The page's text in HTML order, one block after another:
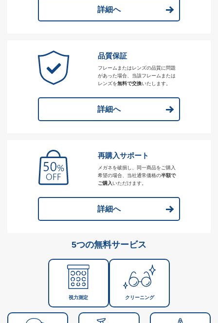
詳細へ
品質保証
フレームまたはレンズの品質に問題
があった場合、当該フレームまたは
レンズを無料で交換いたします。
詳細へ
再購入サポート
メガネを破損し、同一商品をご購入
希望の場合、当社通常価格の半額で
ご購入いただけます。
詳細へ
5つの無料サービス
視力測定 クリーニング